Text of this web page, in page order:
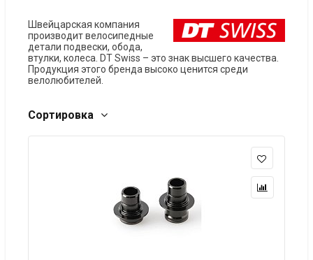
Швейцарская компания
производит велосипедные
детали подвески, обода,
втулки, колеса. DT Swiss – это знак высшего качества.
Продукция этого бренда высоко ценится среди
велолюбителей.
Сортировка